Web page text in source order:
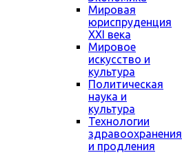
Мировая
юриспруденция
XXI века
Мировое
искусство и
культура
Политическая
наука и
культура
Технологии
здравоохранения
и продления